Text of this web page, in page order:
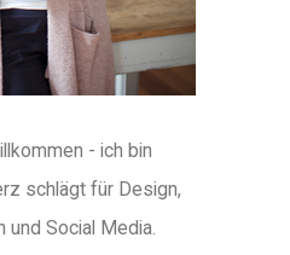
- ich bin
schlägt für Design,
Social Media.